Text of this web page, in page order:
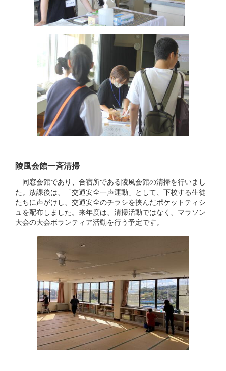
陵風会館一斉清掃
同窓会館であり、合宿所である陵風会館の清掃を行いまし
た。放課後は、「交通安全一声運動」として、下校する生徒
たちに声がけし、交通安全のチラシを挟んだポケットティシ
ュを配布しました。来年度は、清掃活動ではなく、マラソン
大会の大会ボランティア活動を行う予定です。